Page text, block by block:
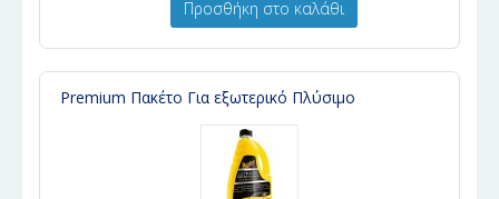
Προσθήκη στο καλάθι
Premium Πακέτο Για εξωτερικό Πλύσιμο